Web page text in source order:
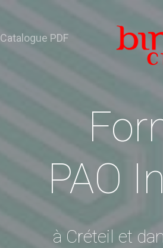
Catalogue PDF
PAO
à Créteil et